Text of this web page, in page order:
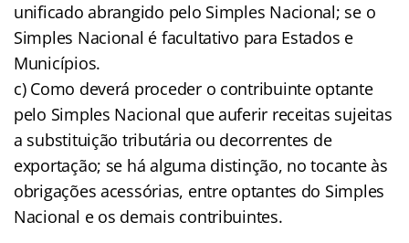
unificado abrangido pelo Simples Nacional; se o
Simples Nacional é facultativo para Estados e
Municípios.
c) Como deverá proceder o contribuinte optante
pelo Simples Nacional que auferir receitas sujeitas
a substituição tributária ou decorrentes de
exportação; se há alguma distinção, no tocante às
obrigações acessórias, entre optantes do Simples
Nacional e os demais contribuintes.